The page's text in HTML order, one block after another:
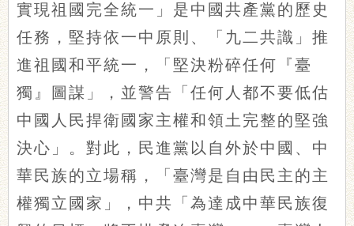
實現祖國完全統一」是中國共產黨的歷史
任務，堅持依一中原則、「九二共識」推
進祖國和平統一，「堅決粉碎任何『臺
獨』圖謀」，並警告「任何人都不要低估
中國人民捍衛國家主權和領土完整的堅強
決心」。對此，民進黨以自外於中國、中
華民族的立場稱，「臺灣是自由民主的主
權獨立國家」，中共「為達成中華民族復